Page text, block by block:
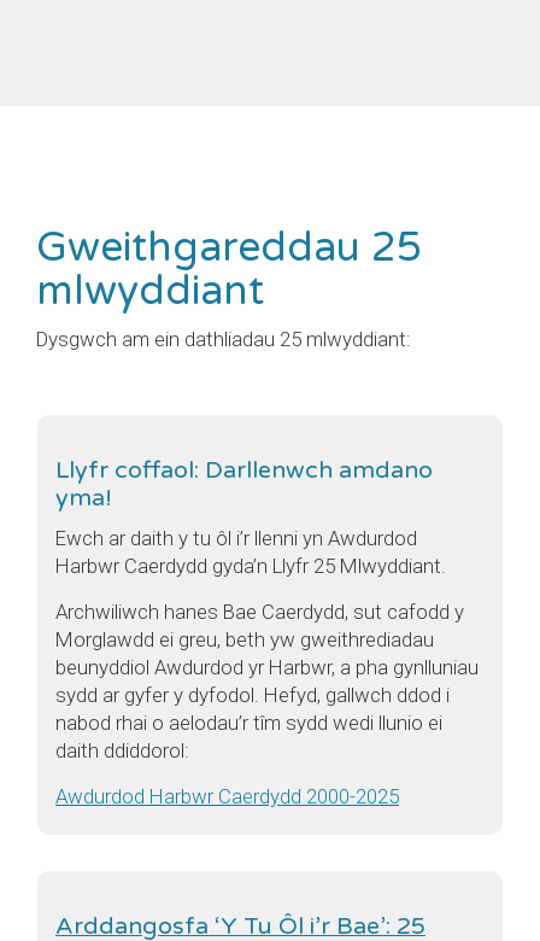
Gweithgareddau 25
mlwyddiant
Dysgwch am ein dathliadau 25 mlwyddiant:
Llyfr coffaol: Darllenwch amdano
yma!
Ewch ar daith y tu ôl i’r llenni yn Awdurdod
Harbwr Caerdydd gyda’n Llyfr 25 Mlwyddiant.
Archwiliwch hanes Bae Caerdydd, sut cafodd y
Morglawdd ei greu, beth yw gweithrediadau
beunyddiol Awdurdod yr Harbwr, a pha gynlluniau
sydd ar gyfer y dyfodol. Hefyd, gallwch ddod i
nabod rhai o aelodau’r tîm sydd wedi llunio ei
daith ddiddorol:
Awdurdod Harbwr Caerdydd 2000-2025
Arddangosfa ‘Y Tu Ôl i’r Bae’: 25